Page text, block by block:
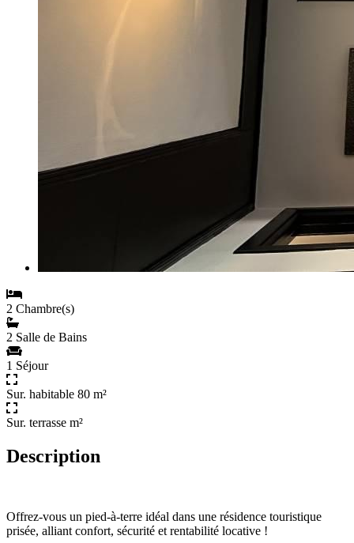
2 Chambre(s)
2 Salle de Bains
1 Séjour
Sur. habitable 80 m²
Sur. terrasse m²
Description
Offrez-vous un pied-à-terre idéal dans une résidence touristique
prisée, alliant confort, sécurité et rentabilité locative !